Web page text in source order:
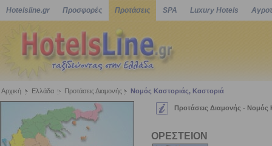
Hotelsline.gr Προσφορές Προτάσεις SPA Luxury Hotels
Αρχική Ελλάδα Προτάσεις Διαμονής Νομός Καστοριάς, Καστοριά
Προτάσεις Διαμονής - Νομός
ΟΡΕΣΤΕΙΟΝ